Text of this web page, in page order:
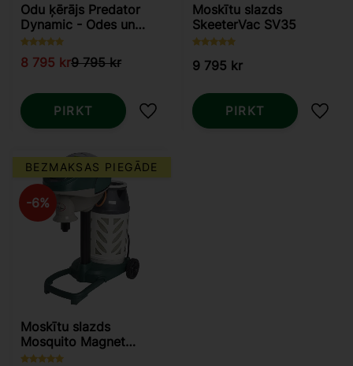
Odu ķērājs Predator
Dynamic - Odes un
mušas
8 795 kr9 795kr
Pievienot vēlmjām
PIRKT
Moskītu slazds
SkeeterVac SV35
9 795 kr
PIRKT
Moskītu slazds
Mosquito Magnet
Executive
6%
BEZMAKSAS PIEGĀDE